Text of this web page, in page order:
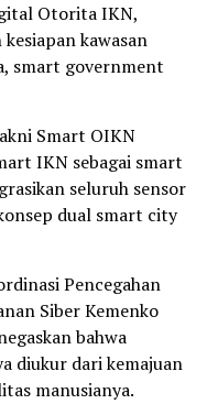
Otorita IKN,
kawasan
smart government
Smart OIKN
IKN sebagai smart
seluruh sensor
dual smart city
Pencegahan
Siber Kemenko
bahwa
diukur dari kemajuan
manusianya.